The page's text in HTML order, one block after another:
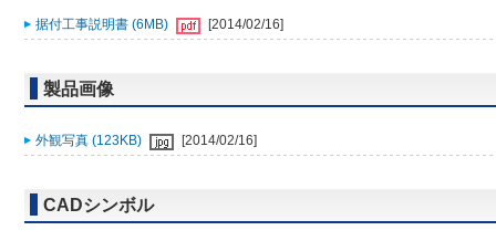
据付工事説明書 (6MB) [2014/02/16]
製品画像
外観写真 (123KB) [2014/02/16]
CADシンボル